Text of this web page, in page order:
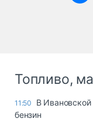
Топливо,
11:50
В
бензин